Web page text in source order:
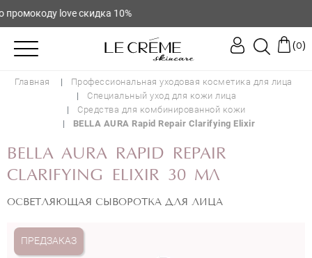
love скидка 10%
(0)
Главная
Профессиональная уходовая косметика для лица
Специальный уход для кожи лица
Средства для комбинированной кожи
BELLA AURA Rapid Repair Clarifying Elixir
BELLA AURA RAPID REPAIR
CLARIFYING ELIXIR 30 МЛ
ОСВЕТЛЯЮЩАЯ СЫВОРОТКА ДЛЯ ЛИЦА
ПРЕДЗАКАЗ